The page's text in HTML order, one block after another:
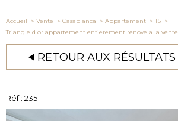
Accueil Vente Casablanca Appartement
T5
Triangle d or appartement entierement renove a la vente
RETOUR AUX RÉSULTATS
Réf : 235